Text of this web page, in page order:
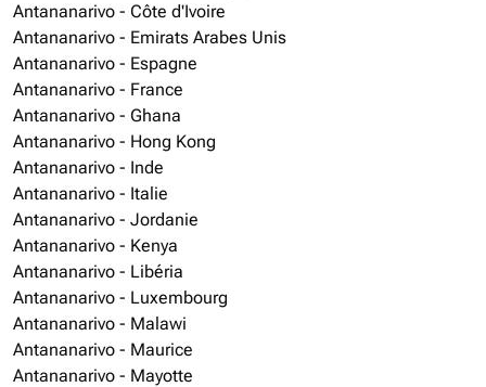
Antananarivo - Côte d'Ivoire
Antananarivo - Emirats Arabes Unis
Antananarivo - Espagne
Antananarivo - France
Antananarivo - Ghana
Antananarivo - Hong Kong
Antananarivo - Inde
Antananarivo - Italie
Antananarivo - Jordanie
Antananarivo - Kenya
Antananarivo - Libéria
Antananarivo - Luxembourg
Antananarivo - Malawi
Antananarivo - Maurice
Antananarivo - Mayotte